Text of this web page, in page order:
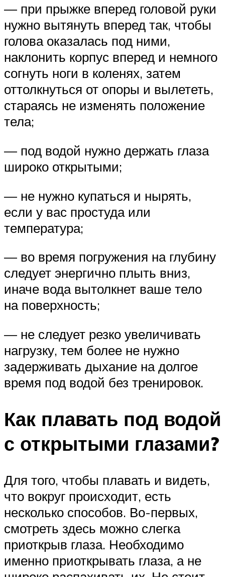
— при прыжке вперед головой руки
нужно вытянуть вперед так, чтобы
голова оказалась под ними,
наклонить корпус вперед и немного
согнуть ноги в коленях, затем
оттолкнуться от опоры и вылететь,
стараясь не изменять положение
тела;
— под водой нужно держать глаза
широко открытыми;
— не нужно купаться и нырять,
если у вас простуда или
температура;
— во время погружения на глубину
следует энергично плыть вниз,
иначе вода вытолкнет ваше тело
на поверхность;
— не следует резко увеличивать
нагрузку, тем более не нужно
задерживать дыхание на долгое
время под водой без тренировок.
Как плавать под водой
с открытыми глазами?
Для того, чтобы плавать и видеть,
что вокруг происходит, есть
несколько способов. Во-первых,
смотреть здесь можно слегка
приоткрыв глаза. Необходимо
именно приоткрывать глаза, а не